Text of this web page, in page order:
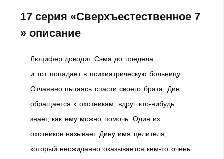
17 серия «Сверхъестественное 7
» описание
Люцифер доводит Сэма до предела
и тот попадает в психиатрическую больницу.
Отчаянно пытаясь спасти своего брата, Дин
обращается к охотникам, вдруг кто-нибудь
знает, как ему можно помочь. Один из
охотников называет Дину имя целителя,
который неожиданно оказывается кем-то очень